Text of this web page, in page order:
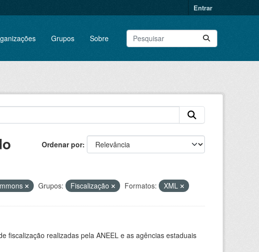
Entrar
Grupos Sobre
Ordenar por
Grupos: Fiscalização Formatos: XML
fiscalização realizadas pela ANEEL e as agências estaduais